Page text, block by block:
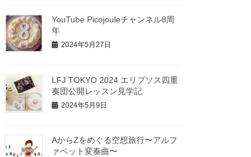
YouTube Picojouleチャンネル8周
年
2024年5月27日
LFJ TOKYO 2024 エリプソス四重
奏団公開レッスン見学記
2024年5月9日
AからZをめぐる空想旅行〜アルフ
ァベット変奏曲〜